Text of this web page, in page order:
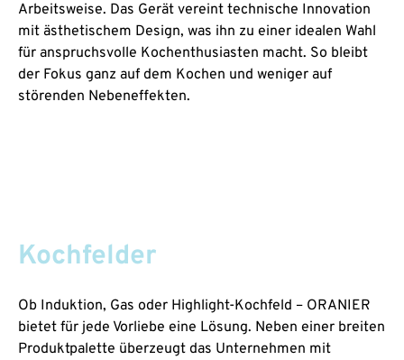
Arbeitsweise. Das Gerät vereint technische Innovation
mit ästhetischem Design, was ihn zu einer idealen Wahl
für anspruchsvolle Kochenthusiasten macht. So bleibt
der Fokus ganz auf dem Kochen und weniger auf
störenden Nebeneffekten.
Kochfelder
Ob Induktion, Gas oder Highlight-Kochfeld – ORANIER
bietet für jede Vorliebe eine Lösung. Neben einer breiten
Produktpalette überzeugt das Unternehmen mit